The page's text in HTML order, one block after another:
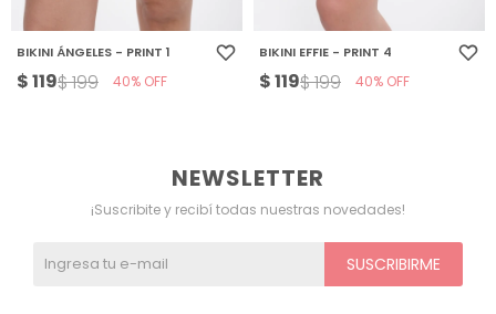
BIKINI ÁNGELES - PRINT 1
$119$199 40
BIKINI EFFIE - PRINT 4
$119$199 40
NEWSLETTER
¡Suscribite y recibí todas nuestras novedades!
SUSCRIBIRME